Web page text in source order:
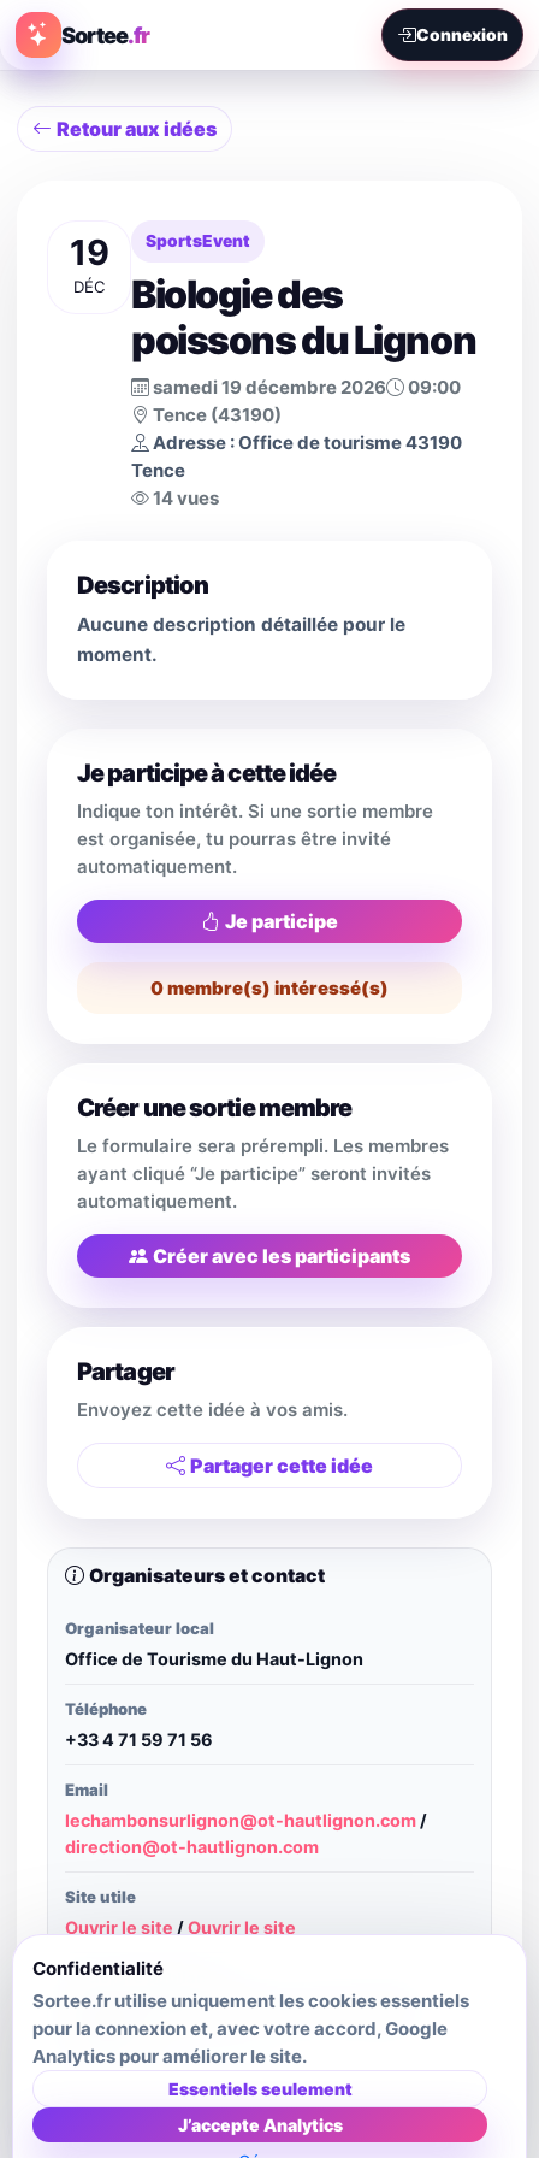
Sortee.fr Connexion
Retour aux idées
19
DÉC
SportsEvent
Biologie des
poissons du Lignon
samedi 19 décembre 2026
09:00
Tence (43190)
Adresse : Office de tourisme 43190
Tence
14 vues
Description
Aucune description détaillée pour le
moment.
Je participe à cette idée
Indique ton intérêt. Si une sortie membre
est organisée, tu pourras être invité
automatiquement.
Je participe
0membre(s) intéressé(s)
Créer une sortie membre
Le formulaire sera prérempli. Les membres
ayant cliqué “Je participe” seront invités
automatiquement.
Créer avec les participants
Partager
Envoyez cette idée à vos amis.
Partager cette idée
Organisateurs et contact
Organisateur local
Office de Tourisme du Haut-Lignon
Téléphone
+33 4 71 59 71 56
Email
lechambonsurlignon@ot-hautlignon.com /
direction@ot-hautlignon.com
Site utile
Ouvrir le site /Ouvrir le site
Structure publiante
Haute-Loire Attractivité - source : Apidae
Tourisme
Dernière mise à jour source
2026-01-01T00:00:00.000Z
Confidentialité
Sortee.fr utilise uniquement les cookies essentiels
pour la connexion et, avec votre accord, Google
Analytics pour améliorer le site.
Essentiels seulement
J’accepte Analytics